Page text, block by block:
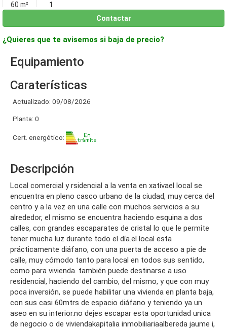
60 m²
1
Contactar
¿Quieres que te avisemos si baja de precio?
Equipamiento
Caraterísticas
Actualizado: 09/08/2026
Planta: 0
Cert. energético:
Descripción
local comercial y rsidencial a la venta en xativael local se
encuentra en pleno casco urbano de la ciudad, muy cerca del
centro y a la vez en una calle con muchos servicios a su
alrededor, el mismo se encuentra haciendo esquina a dos
calles, con grandes escaparates de cristal lo que le permite
tener mucha luz durante todo el día.el local esta
prácticamente diáfano, con una puerta de acceso a pie de
calle, muy cómodo tanto para local en todos sus sentido,
como para vivienda. también puede destinarse a uso
residencial, haciendo del cambio, del mismo, y que con muy
poca inversión, se puede habilitar una vivienda en planta baja,
con sus casi 60mtrs de espacio diáfano y teniendo ya un
aseo en su interior.no dejes escapar esta oportunidad unica
de negocio o de viviendakapitalia inmobiliariaalbereda jaume i,